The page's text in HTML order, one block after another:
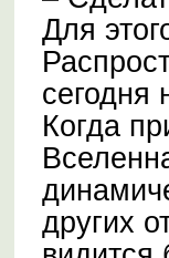
Для
сегодня
Когда
других